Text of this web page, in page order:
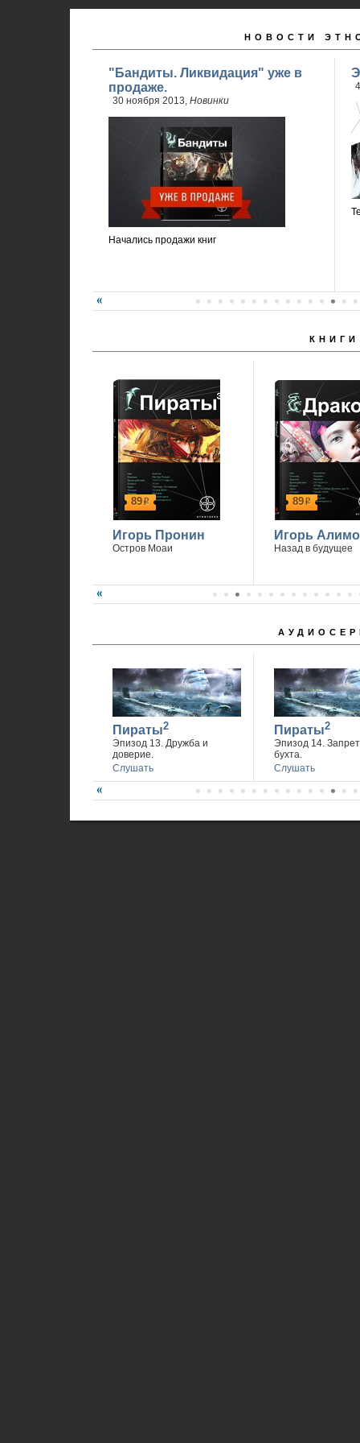
НОВОСТИ
"Бандиты. Ликвидация" уже в
продаже.
30 ноября 2013, Новинки
Начались продажи книг
КНИГИ
89р
Игорь Пронин
Остров Моаи
89р
Игорь
Назад в будущее
Пираты2
Эпизод 13. Дружба и
доверие.
Слушать
Пираты2
Эпизод 14.
бухта.
Слушать